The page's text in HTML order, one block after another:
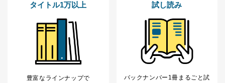
タイトル1万以上
豊富なラインナップで
試し読み
バックナンバー1冊まるごと試